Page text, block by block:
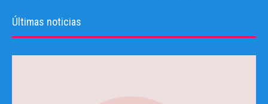
Últimas noticias